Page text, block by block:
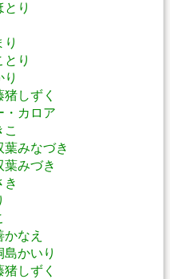
り
り
しずく
・カロア
こ
葉みなづき
葉みづき
き
なえ
かいり
しずく